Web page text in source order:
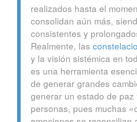
realizados hasta el
consolidan aún más,
consistentes y
Realmente, las
y la visión sistémica en
es una herramienta
de generar grandes
generar un estado de
personas, pues muchas